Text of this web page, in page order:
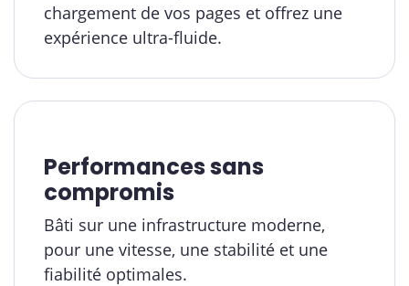
chargement de vos pages et offrez une
expérience ultra-fluide.
Performances sans
compromis
Bâti sur une infrastructure moderne,
pour une vitesse, une stabilité et une
fiabilité optimales.